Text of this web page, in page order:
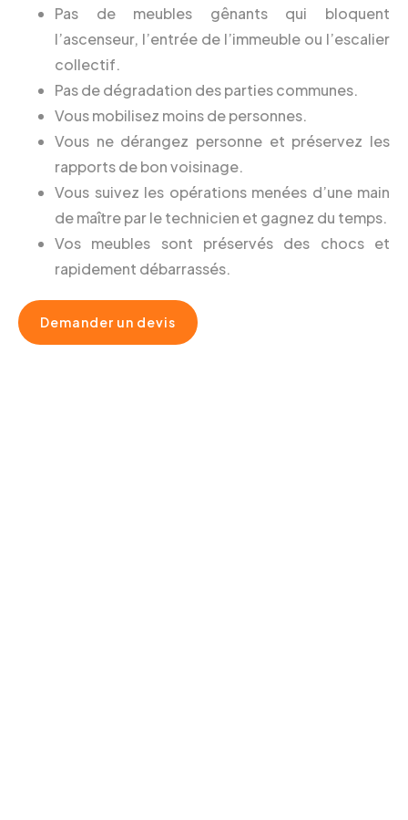
Pas de meubles gênants qui bloquent
l’ascenseur, l’entrée de l’immeuble ou l’escalier
collectif.
Pas de dégradation des parties communes.
Vous mobilisez moins de personnes.
Vous ne dérangez personne et préservez les
rapports de bon voisinage.
Vous suivez les opérations menées d’une main
de maître par le technicien et gagnez du temps.
Vos meubles sont préservés des chocs et
rapidement débarrassés.
Demander un devis